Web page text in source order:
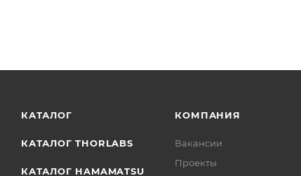
КАТАЛОГ
КАТАЛОГ THORLABS
КАТАЛОГ HAMAMATSU
КОМПАНИЯ
Вакансии
Проекты